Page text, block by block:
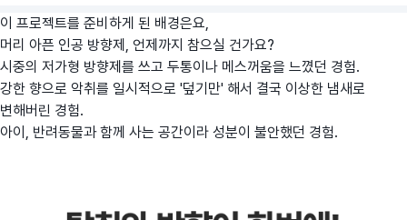
이 프로젝트를 준비하게 된 배경은요,
머리 아픈 인공 방향제, 언제까지 참으실 건가요?
시중의 저가형 방향제를 쓰고 두통이나 메스꺼움을 느꼈던 경험.
강한 향으로 악취를 일시적으로 '덮기만' 해서 결국 이상한 냄새로
변해버린 경험.
아이, 반려동물과 함께 사는 공간이라 성분이 불안했던 경험.